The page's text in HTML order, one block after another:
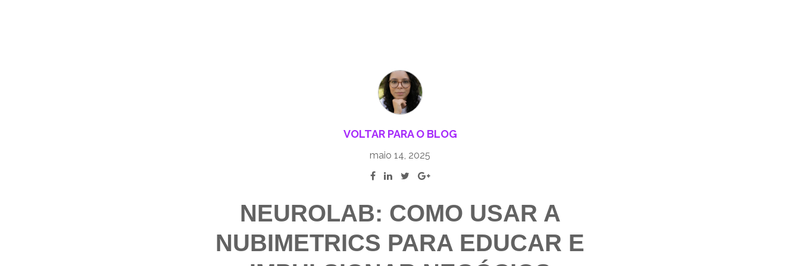
VOLTAR PARA O BLOG
maio 14, 2025
NEUROLAB: COMO USAR A
NUBIMETRICS PARA EDUCAR E